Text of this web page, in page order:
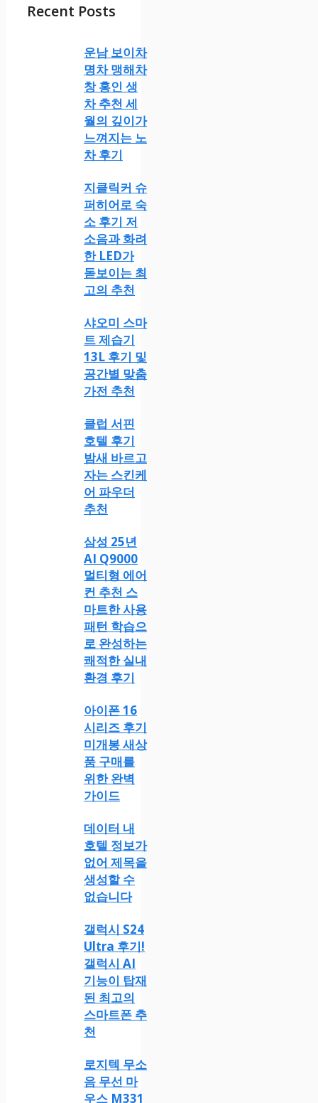
Recent Posts
운남 보이차
명차 맹해차
창 홍인 생
차 추천 세
월의 깊이가
느껴지는 노
차 후기
지클릭커 슈
퍼히어로 숙
소 후기 저
소음과 화려
한 LED가
돋보이는 최
고의 추천
샤오미 스마
트 제습기
13L 후기 및
공간별 맞춤
가전 추천
클럽 서핀
호텔 후기
밤새 바르고
자는 스킨케
어 파우더
추천
삼성 25년
AI Q9000
멀티형 에어
컨 추천 스
마트한 사용
패턴 학습으
로 완성하는
쾌적한 실내
환경 후기
아이폰 16
시리즈 후기
미개봉 새상
품 구매를
위한 완벽
가이드
데이터 내
호텔 정보가
없어 제목을
생성할 수
없습니다
갤럭시 S24
Ultra 후기!
갤럭시 AI
기능이 탑재
된 최고의
스마트폰 추
천
로지텍 무소
음 무선 마
우스 M331